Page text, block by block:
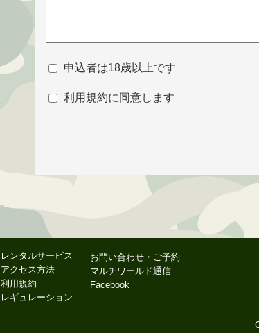
申込者は18歳以上です
利用規約に同意します
レンタルサービス
アクセス方法
利用規約
レギュレーション
お問い合わせ・ご予約
マルチワールド通信
Facebook